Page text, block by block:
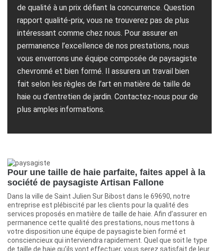
de qualité à un prix défiant la concurrence. Question
rapport qualité-prix, vous ne trouverez pas de plus
intéressant comme chez nous. Pour assurer en
permanence l’excellence de nos prestations, nous
vous enverrons une équipe composée de paysagiste
chevronné et bien formé. Il assurera un travail bien
fait selon les règles de l’art en matière de taille de
haie ou d’entretien de jardin. Contactez-nous pour de
plus amples informations.
Pour une taille de haie parfaite, faites appel à la
société de paysagiste Artisan Fallone
Dans la ville de Saint Julien Sur Bibost dans le 69690, notre
entreprise est plébiscité par les clients pour la qualité des
services proposés en matière de taille de haie. Afin d’assurer en
permanence cette qualité des prestations, nous mettons à
votre disposition une équipe de paysagiste bien formé et
consciencieux qui interviendra rapidement. Quel que soit le type
de taille de haie qu’ils vont effectuer, vous serez satisfait de leur